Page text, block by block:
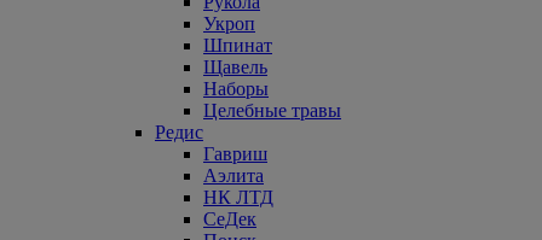
Укроп
Шпинат
Щавель
Наборы
Целебные травы
Редис
Гавриш
Аэлита
НК ЛТД
СеДек